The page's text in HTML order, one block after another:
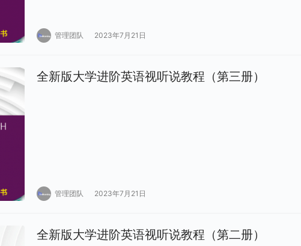
管理团队 2023年7月21日
全新版大学进阶英语视听说教程（第三册）
管理团队 2023年7月21日
全新版大学进阶英语视听说教程（第二册）